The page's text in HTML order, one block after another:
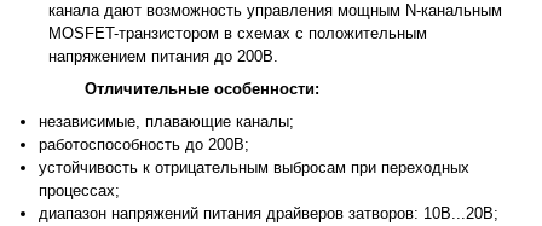
канала дают возможность управления мощным N-канальным
MOSFET-транзистором в схемах с положительным
напряжением питания до 200В.
Отличительные особенности:
независимые, плавающие каналы;
работоспособность до 200В;
устойчивость к отрицательным выбросам при переходных
процессах;
диапазон напряжений питания драйверов затворов: 10В...20В;